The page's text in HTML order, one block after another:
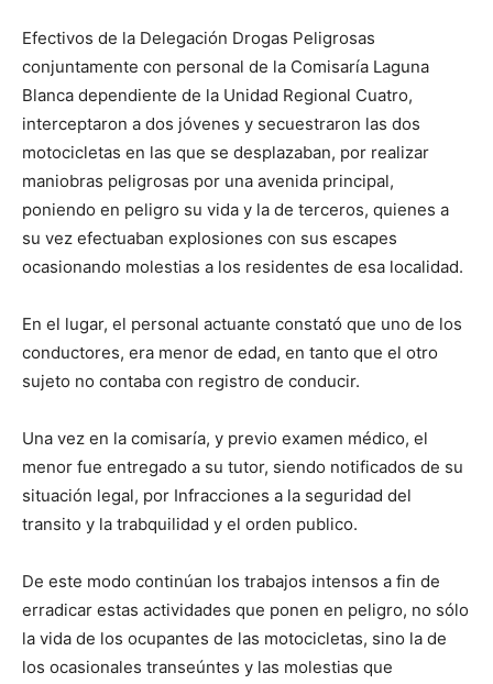
se
Efectivos de la Delegación Drogas Peligrosas
conjuntamente con personal de la Comisaría Laguna
Blanca dependiente de la Unidad Regional Cuatro,
interceptaron a dos jóvenes y secuestraron las dos
motocicletas en las que se desplazaban, por realizar
maniobras peligrosas por una avenida principal,
poniendo en peligro su vida y la de terceros, quienes a
su vez efectuaban explosiones con sus escapes
ocasionando molestias a los residentes de esa localidad.
En el lugar, el personal actuante constató que uno de los
conductores, era menor de edad, en tanto que el otro
sujeto no contaba con registro de conducir.
Una vez en la comisaría, y previo examen médico, el
menor fue entregado a su tutor, siendo notificados de su
situación legal, por Infracciones a la seguridad del
transito y la trabquilidad y el orden publico.
De este modo continúan los trabajos intensos a fin de
erradicar estas actividades que ponen en peligro, no sólo
la vida de los ocupantes de las motocicletas, sino la de
los ocasionales transeúntes y las molestias que